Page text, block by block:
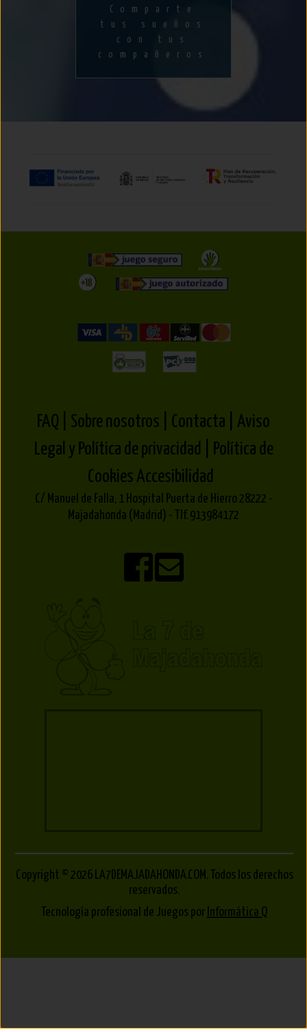
Comparte
tus sueños
con tus
compañeros
FAQ | Sobre nosotros | Contacta |
Aviso
Legal y Política de privacidad |
Política de
CookiesAccesibilidad
C/ Manuel de Falla, 1 Hospital Puerta de Hierro 28222 -
Majadahonda (Madrid) - Tlf. 913984172
Copyright © 2026 LA7DEMAJADAHONDA.COM. Todos los derechos
reservados.
Tecnología profesional de Juegos por Informática Q